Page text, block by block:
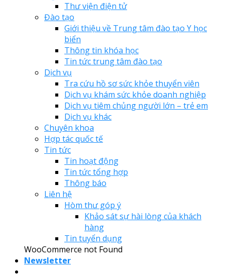
Thư viện điện tử
Đào tạo
Giới thiệu về Trung tâm đào tạo Y học
biển
Thông tin khóa học
Tin tức trung tâm đào tạo
Dịch vụ
Tra cứu hồ sơ sức khỏe thuyển viên
Dịch vụ khám sức khỏe doanh nghiệp
Dịch vụ tiêm chủng người lớn – trẻ em
Dịch vụ khác
Chuyên khoa
Hợp tác quốc tế
Tin tức
Tin hoạt động
Tin tức tổng hợp
Thông báo
Liên hệ
Hòm thư góp ý
Khảo sát sự hài lòng của khách
hàng
Tin tuyển dụng
WooCommerce not Found
Newsletter